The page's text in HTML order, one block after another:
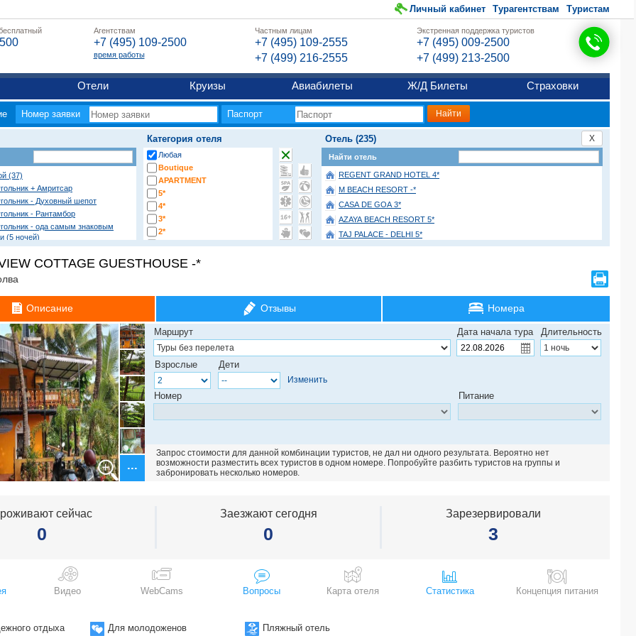
Личный кабинет Турагентствам Туристам
Агентствам
+7 (495) 109-2500
время работы
Частным лицам
+7 (495) 109-2555
+7 (499) 216-2555
Экстренная поддержка туристов
+7 (495) 009-2500
+7 (499) 213-2500
Отели Круизы Авиабилеты Ж/Д Билеты Страховки
Номер заявки Паспорт
X
(37)
+ Амритсар
- Духовный шепот
- Рантамбор
- ода самым знаковым
(5 ночей)
и Непал (Катманду)
и Харидвар
Варанаси
Варанаси (внутренний
Кхаджурахо
5 ночей
6 ночей
Кхаджурахо-Варанаси
Анджуна
Арамболь
Арпора
Ашвем
Бага
Кандолим
Морджим
Категория отеля
Любая
Boutique
APARTMENT
5*
4*
3*
2*
Отель (235)
Найти отель
REGENT GRAND HOTEL 4*
M BEACH RESORT -*
CASA DE GOA 3*
AZAYA BEACH RESORT 5*
TAJ PALACE - DELHI 5*
BEDZZZ XCLUSIV MORJIM GOA -*
CARINA BEACH RESORT 2*
HOTEL (Golden Triangle and Haridwar) 4*
SOBIT SAROVAR PORTICO -*
REEMZ PEROLA DO MAR 3*
THE SEQUEIRA GOA -*
COTTAGE GUESTHOUSE -*
Описание Отзывы Номера
Маршрут Дата начала тура Длительность
Изменить
Взрослые Дети
Номер Питание
Запрос стоимости для данной комбинации туристов, не дал ни одного результата. Вероятно нет
возможности разместить всех туристов в одном номере. Попробуйте разбить туристов на группы и
забронировать несколько номеров.
сейчас
0
Заезжают сегодня
0
Зарезервировали
3
Видео WebCams Вопросы Карта отеля Статистика Концепция питания
отдыха Для молодоженов Пляжный отель